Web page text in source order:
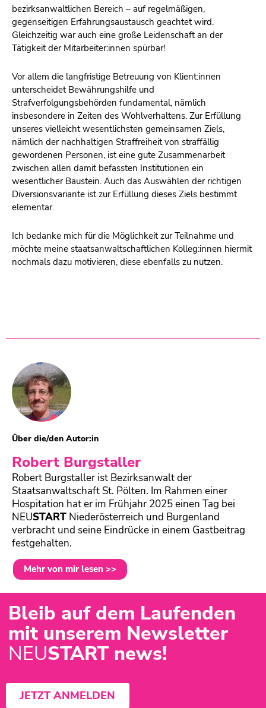
bezirksanwaltlichen Bereich – auf regelmäßigen,
gegenseitigen Erfahrungsaustausch geachtet wird.
Gleichzeitig war auch eine große Leidenschaft an der
Tätigkeit der Mitarbeiter:innen spürbar!
Vor allem die langfristige Betreuung von Klient:innen
unterscheidet Bewährungshilfe und
Strafverfolgungsbehörden fundamental, nämlich
insbesondere in Zeiten des Wohlverhaltens. Zur Erfüllung
unseres vielleicht wesentlichsten gemeinsamen Ziels,
nämlich der nachhaltigen Straffreiheit von straffällig
gewordenen Personen, ist eine gute Zusammenarbeit
zwischen allen damit befassten Institutionen ein
wesentlicher Baustein. Auch das Auswählen der richtigen
Diversionsvariante ist zur Erfüllung dieses Ziels bestimmt
elementar.
Ich bedanke mich für die Möglichkeit zur Teilnahme und
möchte meine staatsanwaltschaftlichen Kolleg:innen hiermit
nochmals dazu motivieren, diese ebenfalls zu nutzen.
Über die/den Autor:in
Robert Burgstaller
Robert Burgstaller ist Bezirksanwalt der
Staatsanwaltschaft St. Pölten. Im Rahmen einer
Hospitation hat er im Frühjahr 2025 einen Tag bei
NEUSTART Niederösterreich und Burgenland
verbracht und seine Eindrücke in einem Gastbeitrag
festgehalten.
Mehr von mir lesen >>
Bleib auf dem Laufenden
mit unserem Newsletter
NEUSTART news!
JETZT ANMELDEN